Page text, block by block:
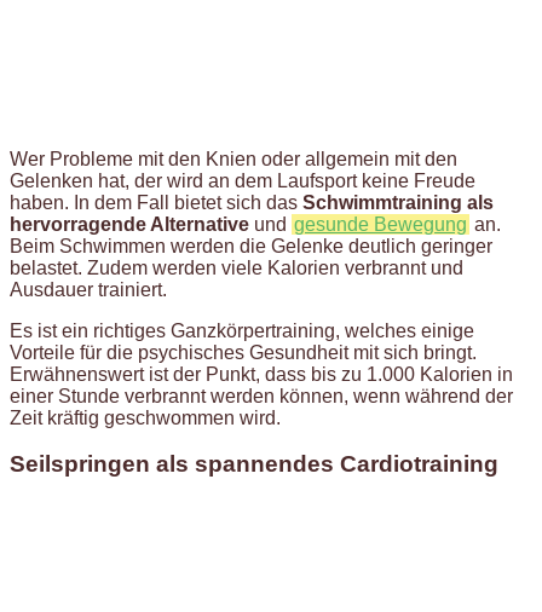
Wer Probleme mit den Knien oder allgemein mit den
Gelenken hat, der wird an dem Laufsport keine Freude
haben. In dem Fall bietet sich das Schwimmtraining als
hervorragende Alternative und gesunde Bewegung an.
Beim Schwimmen werden die Gelenke deutlich geringer
belastet. Zudem werden viele Kalorien verbrannt und
Ausdauer trainiert.
Es ist ein richtiges Ganzkörpertraining, welches einige
Vorteile für die psychisches Gesundheit mit sich bringt.
Erwähnenswert ist der Punkt, dass bis zu 1.000 Kalorien in
einer Stunde verbrannt werden können, wenn während der
Zeit kräftig geschwommen wird.
Seilspringen als spannendes Cardiotraining